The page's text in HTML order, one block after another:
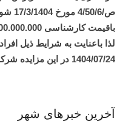
ص/4/50/6 مورخ 17/3/1404 شوراي محترم اسلامي شهركركوند
لذا باعنايت به شرايط ذيل
1404/07/24 در اين مزايده شركت نمايند.
آخرین خبرهای شهر